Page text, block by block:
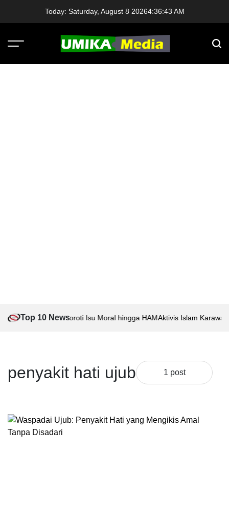
Today: Saturday, August 8 20264:36:44 AM
Menu
Top 10 News
Boti vs Anti-Boti, Soroti Isu Moral hingga HAMAktivis Islam
penyakit hati ujub 1 post